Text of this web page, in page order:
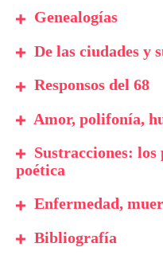
Genealogías
De las ciudades y
Responsos del 68
Amor, polifonía,
Sustracciones:
poética
Enfermedad,
Bibliografía